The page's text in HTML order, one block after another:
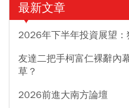
最新文章
2026年下半年投資展望
友達二把手柯富仁裸辭內
草？
2026前進大南方論壇